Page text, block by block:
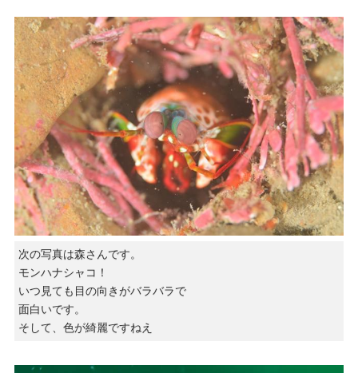
次の写真は森さんです。
モンハナシャコ！
いつ見ても目の向きがバラバラで
面白いです。
そして、色が綺麗ですねえ